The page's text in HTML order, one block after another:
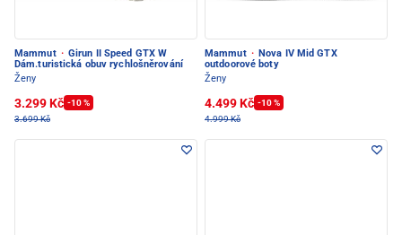
Mammut · Girun II Speed GTX W
Dám.turistická obuv rychlošněrování
Ženy
3.299 Kč -10 %
3.699 Kč
Mammut · Nova IV Mid GTX
outdoorové boty
Ženy
4.499 Kč -10 %
4.999 Kč